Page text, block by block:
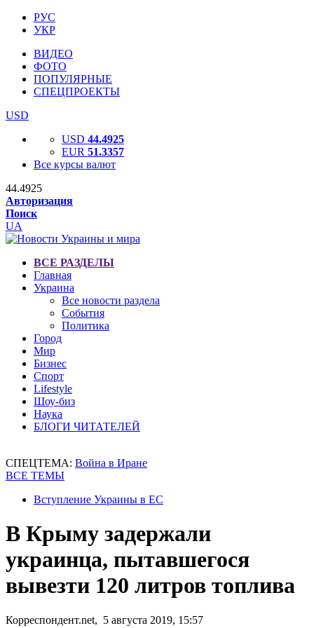
РУС
УКР
ВИДЕО
ФОТО
ПОПУЛЯРНЫЕ
СПЕЦПРОЕКТЫ
USD
USD 44.4925
EUR 51.3357
Все курсы валют
44.4925
Авторизация
Поиск
UA
ВСЕ РАЗДЕЛЫ
Главная
Украина
Все новости раздела
События
Политика
Город
Мир
Бизнес
Спорт
Lifestyle
Шоу-биз
Наука
БЛОГИ ЧИТАТЕЛЕЙ
СПЕЦТЕМА: Война в Иране
ВСЕ ТЕМЫ
Вступление Украины в ЕС
В Крыму задержали
украинца, пытавшегося
вывезти 120 литров топлива
Корреспондент.net, 5 августа 2019, 15:57